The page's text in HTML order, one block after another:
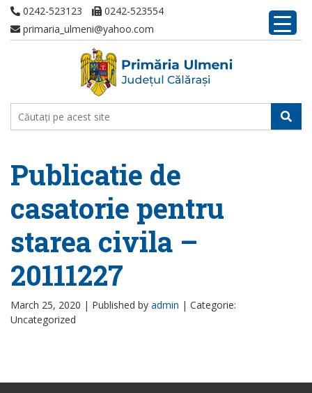
0242-523123
0242-523554
primaria_ulmeni@yahoo.com
Publicatie de
casatorie pentru
starea civila –
20111227
March 25, 2020 | Published by admin | Categorie:
Uncategorized